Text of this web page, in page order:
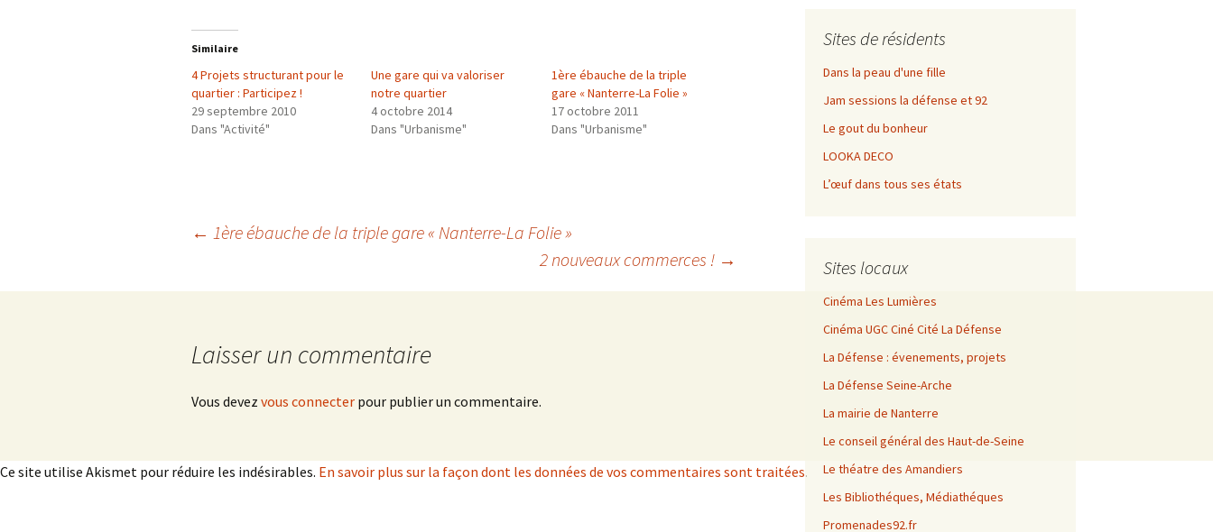
Similaire
4 Projets structurant pour le
quartier : Participez !
29 septembre 2010
Dans "Activité"
Une gare qui va valoriser
notre quartier
4 octobre 2014
Dans "Urbanisme"
1ère ébauche de la triple
gare « Nanterre-La Folie »
17 octobre 2011
Dans "Urbanisme"
Navigation
des
← 1ère ébauche de la triple gare « Nanterre-La Folie »
2 nouveaux commerces ! →
Laisser un commentaire
Vous devez vous connecter pour publier un commentaire.
Ce site utilise Akismet pour réduire les indésirables. En savoir plus sur la façon dont les données de vos commentaires sont traitées.
Sites de résidents
Dans la peau d'une fille
Jam sessions la défense et 92
Le gout du bonheur
LOOKA DECO
L’œuf dans tous ses états
Sites locaux
Cinéma Les Lumières
Cinéma UGC Ciné Cité La Défense
La Défense : évenements, projets
La Défense Seine-Arche
La mairie de Nanterre
Le conseil général des Haut-de-Seine
Le théatre des Amandiers
Les Bibliothéques, Médiathéques
Promenades92.fr